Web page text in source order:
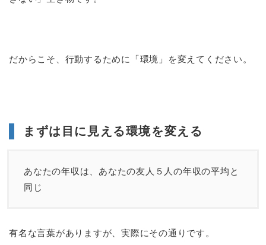
だからこそ、行動するために「環境」を変えてください。
まずは目に見える環境を変える
あなたの年収は、あなたの友人５人の年収の平均と
同じ
有名な言葉がありますが、実際にその通りです。